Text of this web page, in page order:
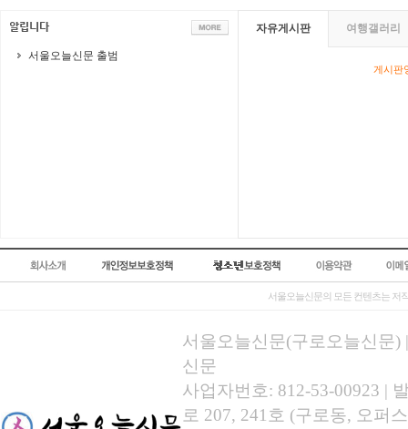
서울오늘신문 출범
자유게시판 여행갤러리
게시판
서울오늘신문의 모든 컨텐츠는 저
서울오늘신문(구로오늘신문)
신문
사업자번호: 812-53-00923 |
로 207, 241호 (구로동, 오퍼